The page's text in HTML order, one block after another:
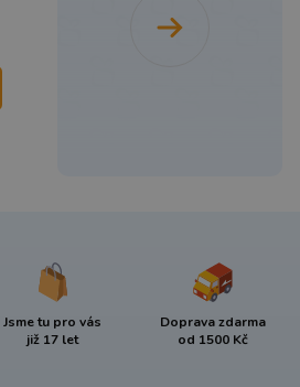
Jsme tu pro vás
již 17 let
Doprava zdarma
od 1500 Kč